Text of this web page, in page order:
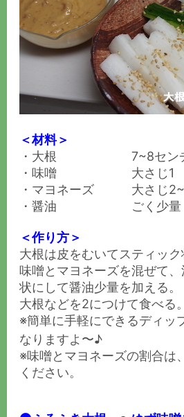
＜材料＞
・大根 7~8センチ
・味噌 大さじ1
・マヨネーズ 大さじ
・醤油 ごく少量
＜作り方＞
大根は皮をむいてスティック
味噌とマヨネーズを混ぜて
状にして醤油少量を加える。
大根などを2につけて食べる。
※簡単に手軽にできるディッ
なりますよ〜♪
※味噌とマヨネーズの割合は
ください。